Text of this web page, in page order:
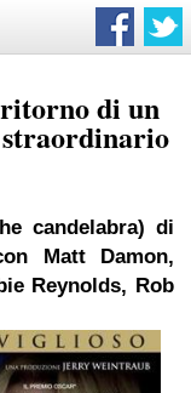
di un
candelabra) di
Matt Damon,
Reynolds, Rob